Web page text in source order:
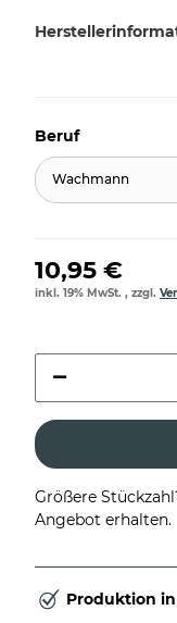
Beruf
Wachmann
10,95 €
inkl. 19% MwSt. , zzgl.
Größere
Angebot erhalten.
Produktion